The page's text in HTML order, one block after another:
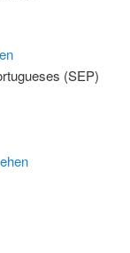
(SEP)